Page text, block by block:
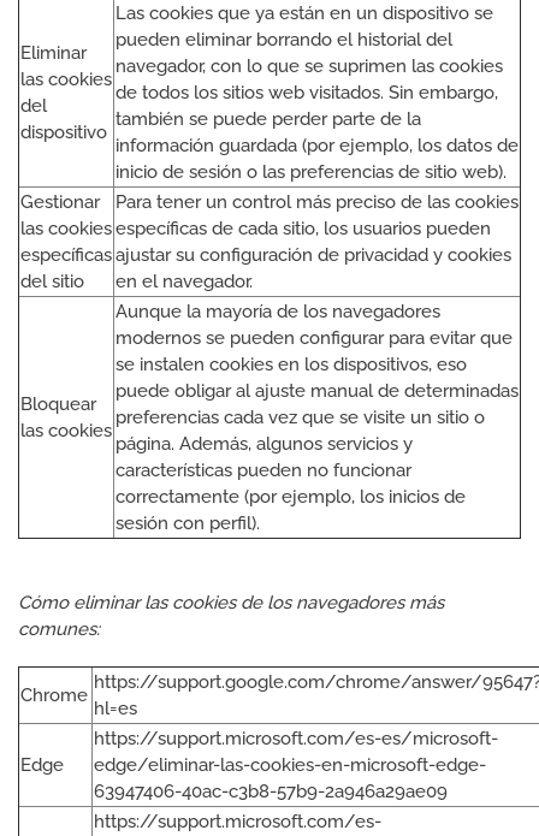
Eliminar
las cookies
del
dispositivo
Las cookies que ya están en un dispositivo se
pueden eliminar borrando el historial del
navegador, con lo que se suprimen las cookies
de todos los sitios web visitados. Sin embargo,
también se puede perder parte de la
información guardada (por ejemplo, los datos de
inicio de sesión o las preferencias de sitio web).
Gestionar
las cookies
específicas
del sitio
Para tener un control más preciso de las cookies
específicas de cada sitio, los usuarios pueden
ajustar su configuración de privacidad y cookies
en el navegador.
Bloquear
las cookies
Aunque la mayoría de los navegadores
modernos se pueden configurar para evitar que
se instalen cookies en los dispositivos, eso
puede obligar al ajuste manual de determinadas
preferencias cada vez que se visite un sitio o
página. Además, algunos servicios y
características pueden no funcionar
correctamente (por ejemplo, los inicios de
sesión con perfil).
Cómo eliminar las cookies de los navegadores más
comunes:
Chrome
https://support.google.com/chrome/answer/
hl=es
Edge
https://support.microsoft.com/es-es/microsoft-
edge/eliminar-las-cookies-en-microsoft-edge-
63947406-40ac-c3b8-57b9-2a946a29ae09
https://support.microsoft.com/es-